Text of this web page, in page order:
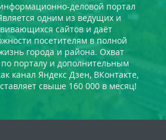
деловой портал
одним из ведущих и
сайтов и даёт
посетителям в полной
города и района. Охват
порталу и дополнительным
канал Яндекс Дзен, ВКонтакте,
свыше 160 000 в месяц!